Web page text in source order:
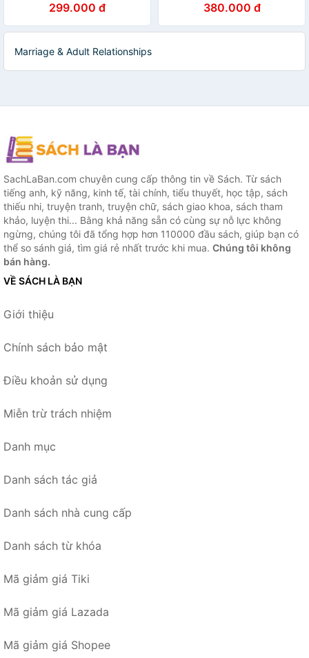
Finding and Enjoying Your
Mate
299.000 đ
Barbara Cardy380.000 đ
Marriage & Adult Relationships
SachLaBan.com chuyên cung cấp thông tin về Sách. Từ sách
tiếng anh, kỹ năng, kinh tế, tài chính, tiểu thuyết, học tập, sách
thiếu nhi, truyện tranh, truyện chữ, sách giao khoa, sách tham
khảo, luyện thi... Bằng khả năng sẵn có cùng sự nỗ lực không
ngừng, chúng tôi đã tổng hợp hơn 110000 đầu sách, giúp bạn có
thể so sánh giá, tìm giá rẻ nhất trước khi mua. Chúng tôi không
bán hàng.
VỀ SÁCH LÀ BẠN
Giới thiệu
Chính sách bảo mật
Điều khoản sử dụng
Miễn trừ trách nhiệm
Danh mục
Danh sách tác giả
Danh sách nhà cung cấp
Danh sách từ khóa
Mã giảm giá Tiki
Mã giảm giá Lazada
Mã giảm giá Shopee